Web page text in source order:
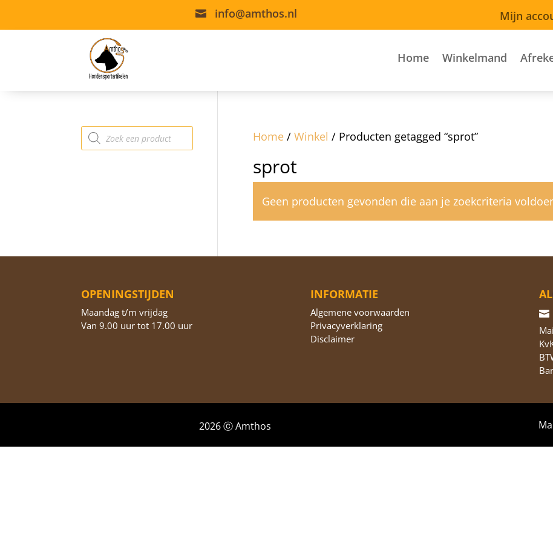
 info@amthos.nl Mijn
Home Winkelmand
Home/ Winkel / Producten getagged “sprot”
sprot
Geen producten gevonden die aan je zoekcriteria
Producten
zoeken
OPENINGSTIJDEN
Maandag t/m vrijdag
Van 9.00 uur tot 17.00 uur
INFORMATIE
Algemene voorwaarden
Privacyverklaring
Disclaimer

2026 ⓒ Amthos